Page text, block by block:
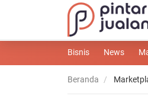
Bisnis News
Beranda